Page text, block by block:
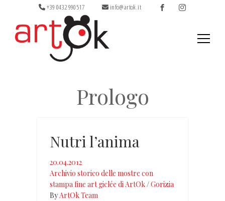
+39 0432 990517 info@artok.it
Prologo
Nutri l’anima
20.04.2012
Archivio storico delle mostre con
stampa fine art giclée di ArtOk/Gorizia
ByArtOk Team